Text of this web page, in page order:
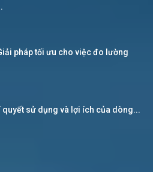
pháp tối ưu cho việc đo lường
quyết sử dụng và lợi ích của dòng...